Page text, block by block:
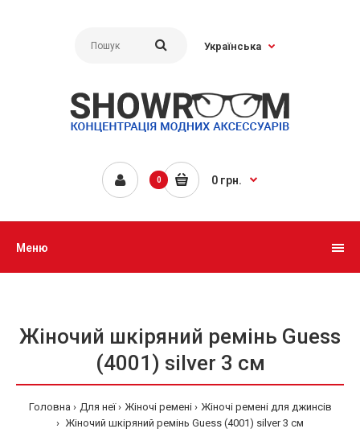
Українська
0 0 грн.
Меню
Жіночий шкіряний ремінь Guess
(4001) silver 3 см
Головна Для неї Жіночі ремені
Жіночі ремені для джинсів
Жіночий шкіряний ремінь Guess (4001) silver 3 см